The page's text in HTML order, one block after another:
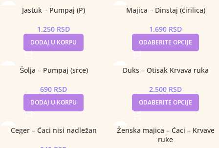
Jastuk – Pumpaj (P)
1.250 RSD
DODAJ U KORPU
Majica – Dinstaj (ćirilica)
1.690 RSD
ODABERITE OPCIJE
Šolja – Pumpaj (srce)
690 RSD
DODAJ U KORPU
Duks – Otisak Krvava ruka
2.500 RSD
ODABERITE OPCIJE
Ceger – Ćaci nisi nadležan
Ženska majica – Ćaci – Krvave
ruke